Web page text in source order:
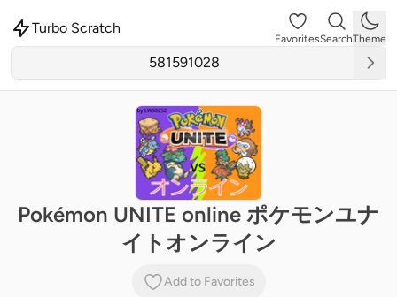
Turbo Scratch
FavoritesSearchTheme
Pokémon UNITE online ポケモンユナ
イトオンライン
Add to Favorites